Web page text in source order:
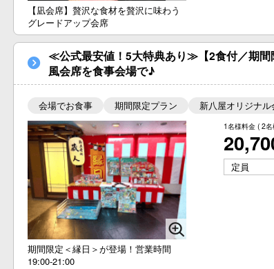
【凪会席】贅沢な食材を贅沢に味わう
グレードアップ会席
≪公式最安値！5大特典あり≫【2食付／期間
風会席を食事会場で♪
会場でお食事 期間限定プラン 新八屋オリジナ
期間限定＜縁日＞が登場！営業時間
19:00-21:00
1名様料金 ( 2
定員